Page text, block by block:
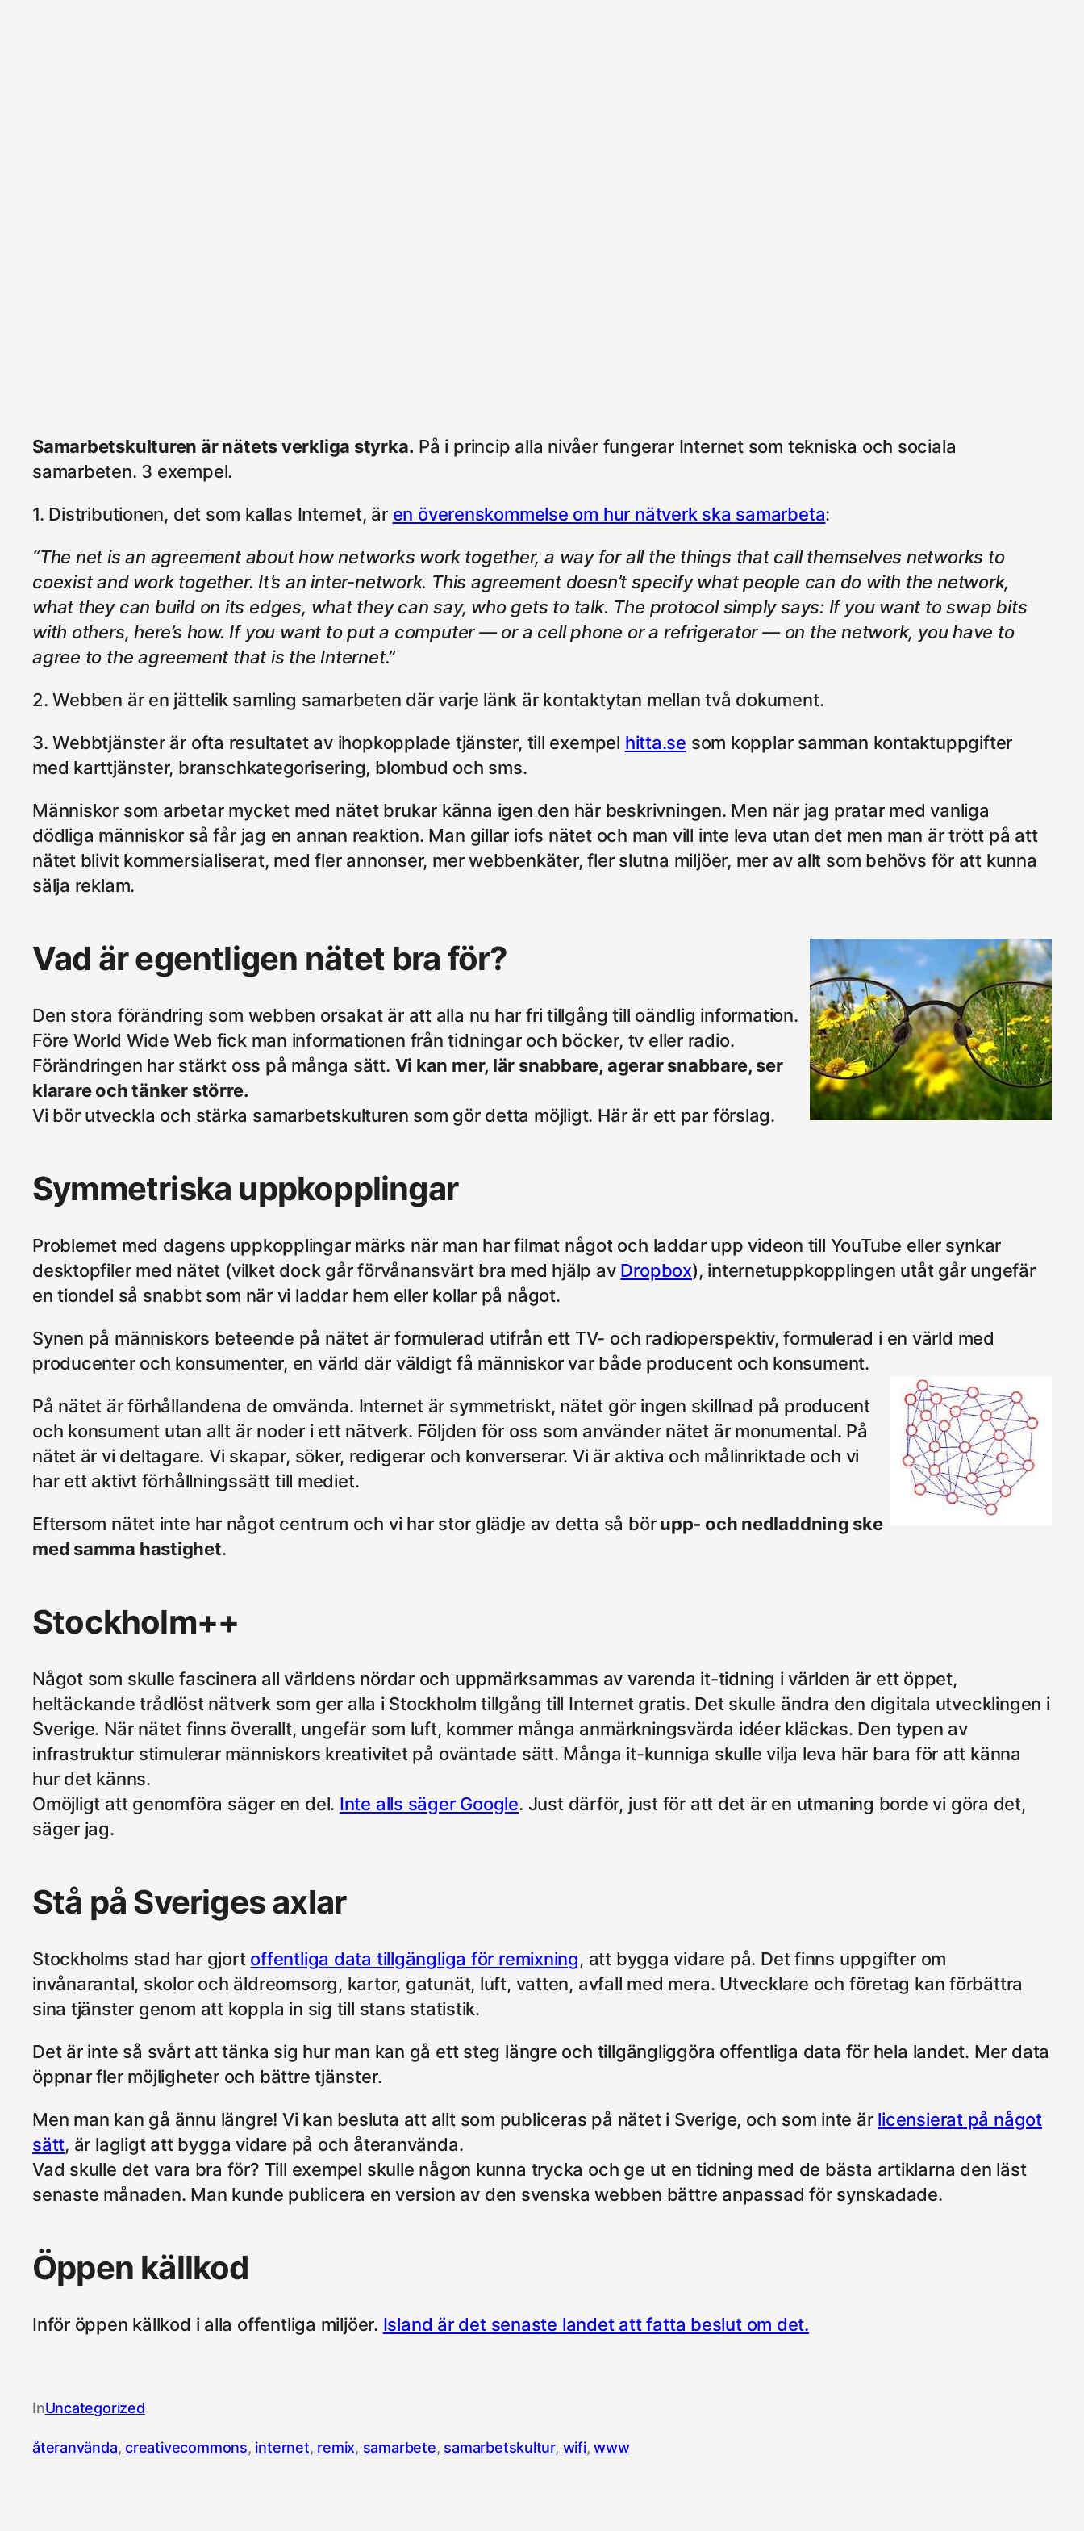
Samarbetskulturen är nätets verkliga styrka. På i princip alla nivåer fungerar Internet som tekniska och sociala
samarbeten. 3 exempel.
1. Distributionen, det som kallas Internet, är en överenskommelse om hur nätverk ska samarbeta:
“The net is an agreement about how networks work together, a way for all the things that call themselves networks to
coexist and work together. It’s an inter-network. This agreement doesn’t specify what people can do with the network,
what they can build on its edges, what they can say, who gets to talk. The protocol simply says: If you want to swap bits
with others, here’s how. If you want to put a computer — or a cell phone or a refrigerator — on the network, you have to
agree to the agreement that is the Internet.”
2. Webben är en jättelik samling samarbeten där varje länk är kontaktytan mellan två dokument.
3. Webbtjänster är ofta resultatet av ihopkopplade tjänster, till exempel hitta.se som kopplar samman kontaktuppgifter
med karttjänster, branschkategorisering, blombud och sms.
Människor som arbetar mycket med nätet brukar känna igen den här beskrivningen. Men när jag pratar med vanliga
dödliga människor så får jag en annan reaktion. Man gillar iofs nätet och man vill inte leva utan det men man är trött på att
nätet blivit kommersialiserat, med fler annonser, mer webbenkäter, fler slutna miljöer, mer av allt som behövs för att kunna
sälja reklam.
Vad är egentligen nätet bra för?
Den stora förändring som webben orsakat är att alla nu har fri tillgång till oändlig information.
Före World Wide Web fick man informationen från tidningar och böcker, tv eller radio.
Förändringen har stärkt oss på många sätt. Vi kan mer, lär snabbare, agerar snabbare, ser
klarare och tänker större.
Vi bör utveckla och stärka samarbetskulturen som gör detta möjligt. Här är ett par förslag.
Symmetriska uppkopplingar
Problemet med dagens uppkopplingar märks när man har filmat något och laddar upp videon till YouTube eller synkar
desktopfiler med nätet (vilket dock går förvånansvärt bra med hjälp av Dropbox), internetuppkopplingen utåt går ungefär
en tiondel så snabbt som när vi laddar hem eller kollar på något.
Synen på människors beteende på nätet är formulerad utifrån ett TV- och radioperspektiv, formulerad i en värld med
producenter och konsumenter, en värld där väldigt få människor var både producent och konsument.
På nätet är förhållandena de omvända. Internet är symmetriskt, nätet gör ingen skillnad på producent
och konsument utan allt är noder i ett nätverk. Följden för oss som använder nätet är monumental. På
nätet är vi deltagare. Vi skapar, söker, redigerar och konverserar. Vi är aktiva och målinriktade och vi
har ett aktivt förhållningssätt till mediet.
Eftersom nätet inte har något centrum och vi har stor glädje av detta så börupp- och nedladdning ske
med samma hastighet.
Stockholm++
Något som skulle fascinera all världens nördar och uppmärksammas av varenda it-tidning i världen är ett öppet,
heltäckande trådlöst nätverk som ger alla i Stockholm tillgång till Internet gratis. Det skulle ändra den digitala utvecklingen i
Sverige. När nätet finns överallt, ungefär som luft, kommer många anmärkningsvärda idéer kläckas. Den typen av
infrastruktur stimulerar människors kreativitet på oväntade sätt. Många it-kunniga skulle vilja leva här bara för att känna
hur det känns.
Omöjligt att genomföra säger en del. Inte alls säger Google. Just därför, just för att det är en utmaning borde vi göra det,
säger jag.
Stå på Sveriges axlar
Stockholms stad har gjort offentliga data tillgängliga för remixning, att bygga vidare på. Det finns uppgifter om
invånarantal, skolor och äldreomsorg, kartor, gatunät, luft, vatten, avfall med mera. Utvecklare och företag kan förbättra
sina tjänster genom att koppla in sig till stans statistik.
Det är inte så svårt att tänka sig hur man kan gå ett steg längre och tillgängliggöra offentliga data för hela landet. Mer data
öppnar fler möjligheter och bättre tjänster.
Men man kan gå ännu längre! Vi kan besluta att allt som publiceras på nätet i Sverige, och som inte är licensierat på något
sätt, är lagligt att bygga vidare på och återanvända.
Vad skulle det vara bra för? Till exempel skulle någon kunna trycka och ge ut en tidning med de bästa artiklarna den läst
senaste månaden. Man kunde publicera en version av den svenska webben bättre anpassad för synskadade.
Öppen källkod
Inför öppen källkod i alla offentliga miljöer. Island är det senaste landet att fatta beslut om det.
InUncategorized
återanvända, creativecommons, internet, remix, samarbete, samarbetskultur, wifi, www